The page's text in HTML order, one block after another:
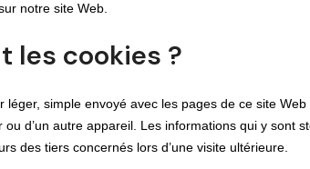
notre site Web.
les cookies ?
léger, simple envoyé avec les pages de ce site
d’un autre appareil. Les informations qui y sont
des tiers concernés lors d’une visite ultérieure.